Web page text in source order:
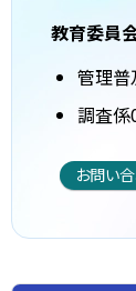
教育委員
管理
調査
お問い